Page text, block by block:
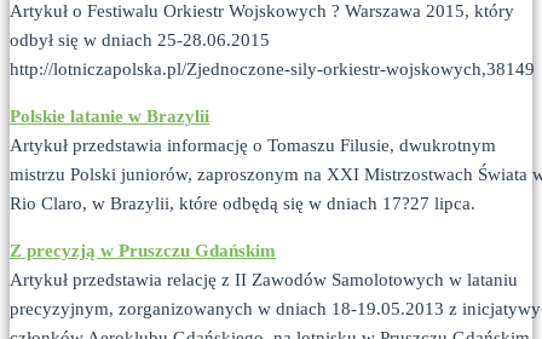
Artykuł o Festiwalu Orkiestr Wojskowych ? Warszawa 2015, który
odbył się w dniach 25-28.06.2015
http://lotniczapolska.pl/Zjednoczone-sily-orkiestr-wojskowych,38149
Polskie latanie w Brazylii
Artykuł przedstawia informację o Tomaszu Filusie, dwukrotnym
mistrzu Polski juniorów, zaproszonym na XXI Mistrzostwach Świata
Rio Claro, w Brazylii, które odbędą się w dniach 17?27 lipca.
Z precyzją w Pruszczu Gdańskim
Artykuł przedstawia relację z II Zawodów Samolotowych w lataniu
precyzyjnym, zorganizowanych w dniach 18-19.05.2013 z inicjatywy